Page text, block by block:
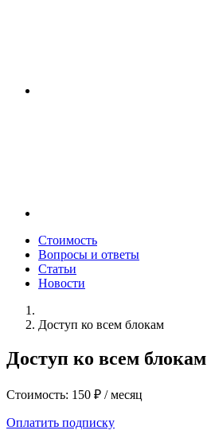
Стоимость
Вопросы и ответы
Статьи
Новости
Доступ ко всем блокам
Доступ ко всем блокам
Стоимость: 150 ₽ / месяц
Оплатить подписку